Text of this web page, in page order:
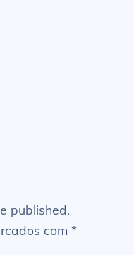
published.
com*